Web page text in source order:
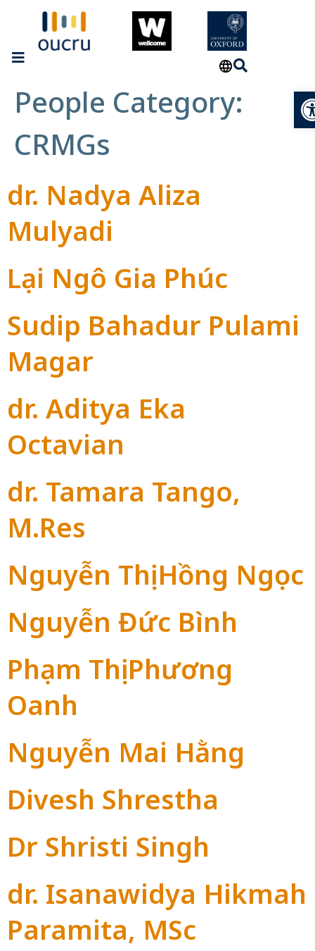
People Category:
CRMGs
dr. Nadya Aliza
Mulyadi
Lại Ngô Gia Phúc
Sudip Bahadur Pulami
Magar
dr. Aditya Eka
Octavian
dr. Tamara Tango,
M.Res
Nguyễn Thị Hồng Ngọc
Nguyễn Đức Bình
Phạm Thị Phương
Oanh
Nguyễn Mai Hằng
Divesh Shrestha
Dr Shristi Singh
dr. Isanawidya Hikmah
Paramita, MSc